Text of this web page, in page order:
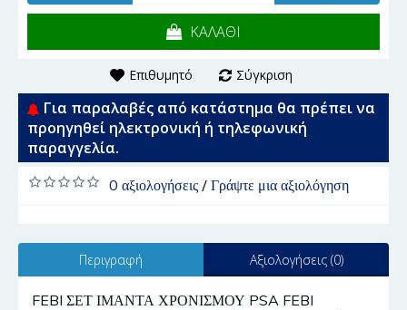
ΚΑΛΑΘΙ
Επιθυμητό Σύγκριση
Για παραλαβές από κατάστημα θα πρέπει να
προηγηθεί ηλεκτρονική ή τηλεφωνική
παραγγελία.
0 αξιολογήσεις/ Γράψτε μια αξιολόγηση
Περιγραφή Αξιολογήσεις (0)
FEBI ΣΕΤ ΙΜΑΝΤΑ ΧΡΟΝΙΣΜΟΥ PSA FEBI